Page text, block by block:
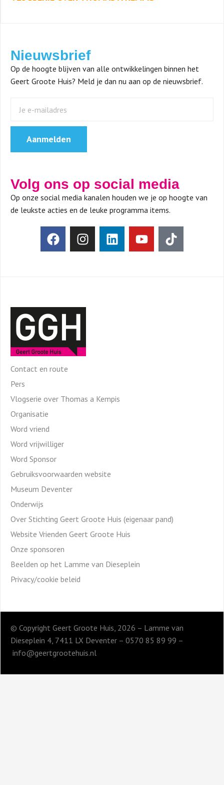
Nieuwsbrief
Op de hoogte blijven van alle ontwikkelingen binnen het
Geert Groote Huis? Meld je dan nu aan op de nieuwsbrief.
Aanmelden
Volg ons op social media
Op onze social media kanalen houden we je op hoogte van
de leukste acties en de leuke programma items.
Contact en route
Pers
Vlogserie over Thomas a Kempis
Organisatie
Word vriend
Word vrijwilliger
Word Sponsor
Gebruiksvoorwaarden website
Museum Deventer
Onderwijs
Over Stichting Geert Groote Huis (eigenaar pand)
Website Vrienden Geert Groote Huis
Onze sponsoren
Beelden op het Lamme van Dieseplein
Privacy/cookie beleid
© Copyright Geert Groote Huis, 2026 – Lamme van
Dieseplein 4, 7411 LX Deventer – 0570 85 89 99 –
info@geertgrootehuis.nl